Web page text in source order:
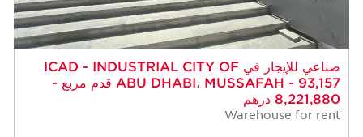
صناعي للإيجار في ICAD - INDUSTRIAL CITY OF
ABU DHABI، MUSSAFAH - 93,157 قدم مربع -
8,221,880 درهم
Warehouse for rent